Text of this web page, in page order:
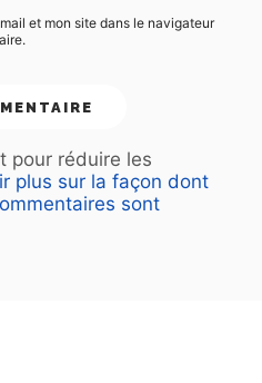
et mon site dans le navigateur
pour réduire les
plus sur la façon dont
sont